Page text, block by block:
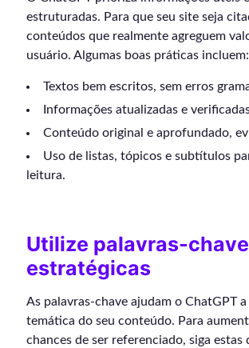
estruturadas. Para que seu site seja
conteúdos que realmente agreguem
usuário. Algumas boas práticas incluem:
Textos bem escritos, sem erros
Informações atualizadas e
Conteúdo original e aprofundado,
Uso de listas, tópicos e subtítulos
leitura.
Utilize palavras-chave
estratégicas
As palavras-chave ajudam o ChatGPT
temática do seu conteúdo. Para
chances de ser referenciado, siga estas